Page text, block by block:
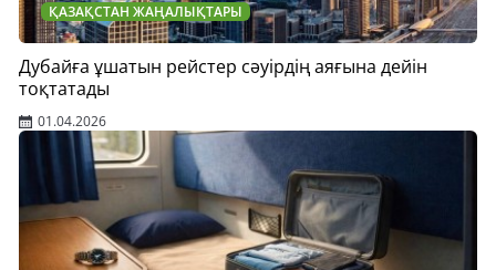
ҚАЗАҚСТАН ЖАҢАЛЫҚТАРЫ
Дубайға ұшатын рейстер сәуірдің аяғына дейін
тоқтатады
01.04.2026